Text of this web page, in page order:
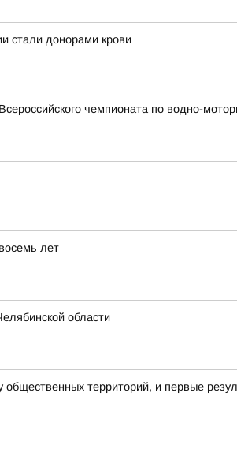
стали донорами крови
чемпионата по водно-
лет
области
территорий, и первые